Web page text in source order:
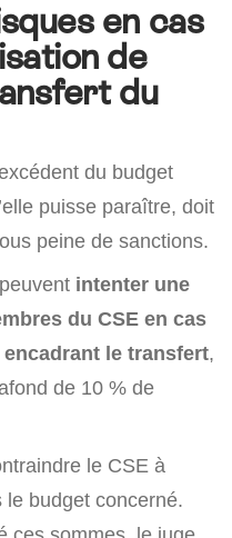
en cas
de
du
du budget
puisse paraître, doit
peine de sanctions.
intenter une
du CSE en cas
le transfert,
de 10 % de
le CSE à
budget concerné.